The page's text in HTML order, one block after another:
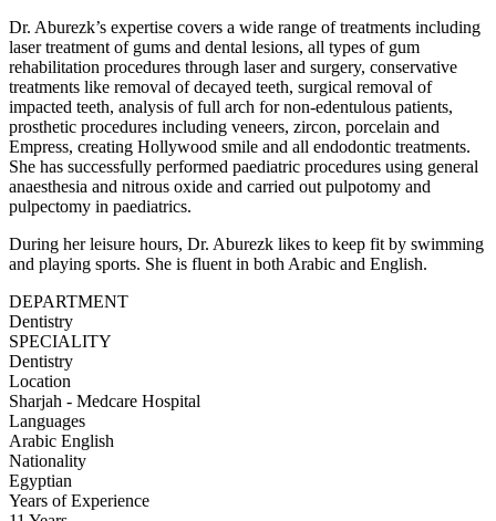
Dr. Aburezk’s expertise covers a wide range of treatments including
laser treatment of gums and dental lesions, all types of gum
rehabilitation procedures through laser and surgery, conservative
treatments like removal of decayed teeth, surgical removal of
impacted teeth, analysis of full arch for non-edentulous patients,
prosthetic procedures including veneers, zircon, porcelain and
Empress, creating Hollywood smile and all endodontic treatments.
She has successfully performed paediatric procedures using general
anaesthesia and nitrous oxide and carried out pulpotomy and
pulpectomy in paediatrics.
During her leisure hours, Dr. Aburezk likes to keep fit by swimming
and playing sports. She is fluent in both Arabic and English.
DEPARTMENT
Dentistry
SPECIALITY
Dentistry
Location
Sharjah - Medcare Hospital
Languages
Arabic English
Nationality
Egyptian
Years of Experience